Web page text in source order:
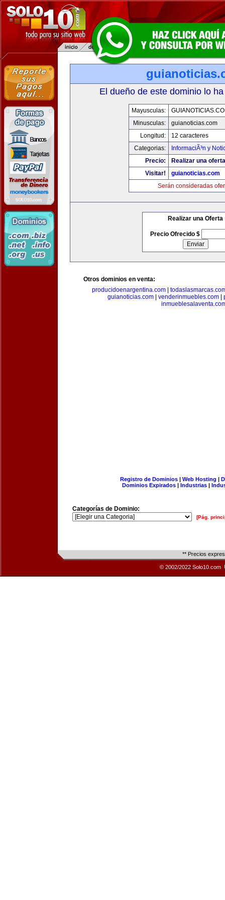
El dueño de este dominio lo
Mayusculas:
Minusculas:
guianoticias.com
Longitud:
12 caracteres
Categorias:
InformaciÃ³n y
Precio:
Realizar una
Visitar!
guianoticias.com
Serán consideradas
Realizar una Oferta
Precio Ofrecido $
Otros dominios en venta:
producidoenargentina.com|
guianoticias.com| venderinmuebles.com|
Registro de Dominios| Web Hosting |
Dominios Expirados | Industrias |
Categorías de Dominio:
[Pág.
** Precios
© 2002/2022 Solo10.com